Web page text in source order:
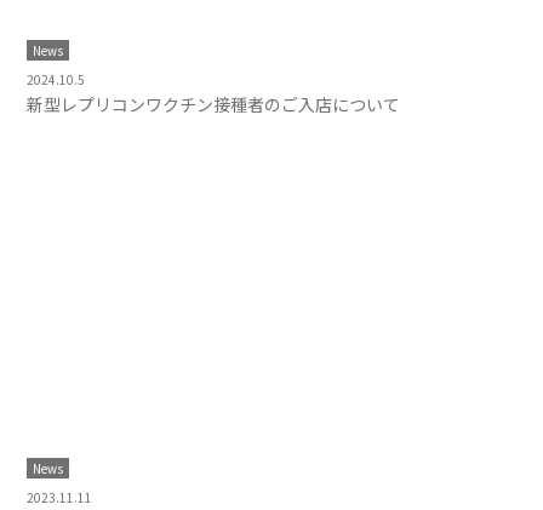
News
2024.10.5
新型レプリコンワクチン接種者のご入店について
News
2023.11.11